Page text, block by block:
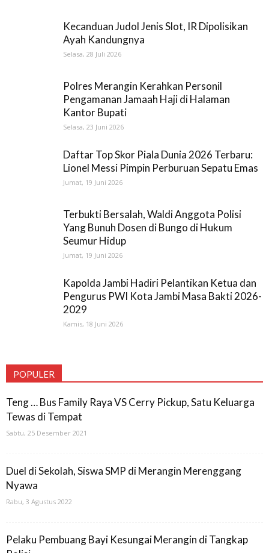
Kecanduan Judol Jenis Slot, IR Dipolisikan
Ayah Kandungnya
Selasa, 28 Juli 2026
Polres Merangin Kerahkan Personil
Pengamanan Jamaah Haji di Halaman
Kantor Bupati
Selasa, 23 Juni 2026
Daftar Top Skor Piala Dunia 2026 Terbaru:
Lionel Messi Pimpin Perburuan Sepatu Emas
Jumat, 19 Juni 2026
Terbukti Bersalah, Waldi Anggota Polisi
Yang Bunuh Dosen di Bungo di Hukum
Seumur Hidup
Jumat, 19 Juni 2026
Kapolda Jambi Hadiri Pelantikan Ketua dan
Pengurus PWI Kota Jambi Masa Bakti 2026-
2029
Kamis, 18 Juni 2026
POPULER
Teng … Bus Family Raya VS Cerry Pickup, Satu Keluarga
Tewas di Tempat
Sabtu, 25 Desember 2021
Duel di Sekolah, Siswa SMP di Merangin Merenggang
Nyawa
Rabu, 3 Agustus 2022
Pelaku Pembuang Bayi Kesungai Merangin di Tangkap